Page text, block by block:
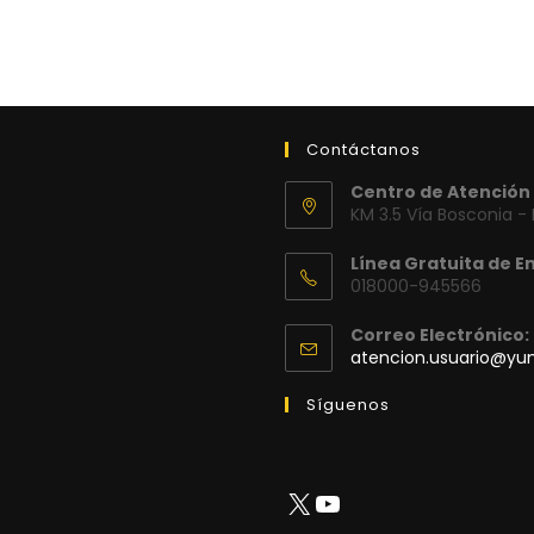
Contáctanos
Centro de Atención
KM 3.5 Vía Bosconia -
Línea Gratuita de
018000-945566
Correo Electrónico:
Síguenos
X YouTube